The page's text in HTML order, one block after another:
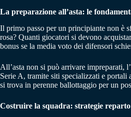
La preparazione all’asta: le
Il primo passo per un principiante non è
rosa? Quanti giocatori si devono
bonus se la media voto dei difensori
All’asta non si può arrivare impreparati,
Serie A, tramite siti specializzati e
si trova in perenne ballottaggio per un
Costruire la squadra: strategie